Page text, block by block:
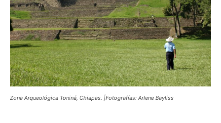
Zona Arqueológica Toniná, Chiapas. |Fotografías: Arlene Bayliss